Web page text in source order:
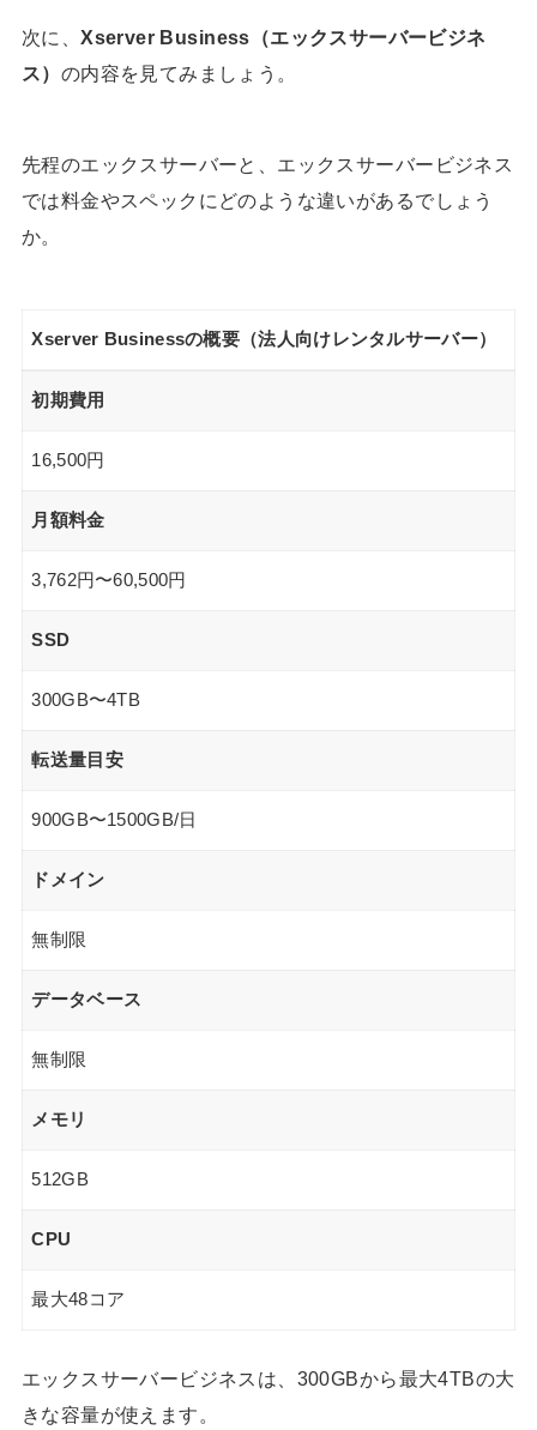
次に、Xserver Business（エックスサーバービジネ
ス） の内容を見てみましょう。
先程のエックスサーバーと、エックスサーバービジネス
では料金やスペックにどのような違いがあるでしょう
か。
Xserver Businessの概要（法人向けレンタルサーバー）
初期費用
16,500円
月額料金
3,762円〜60,500円
SSD
300GB〜4TB
転送量目安
900GB〜1500GB/日
ドメイン
無制限
データベース
無制限
メモリ
512GB
CPU
最大48コア
エックスサーバービジネスは、300GBから最大4TBの大
きな容量が使えます。